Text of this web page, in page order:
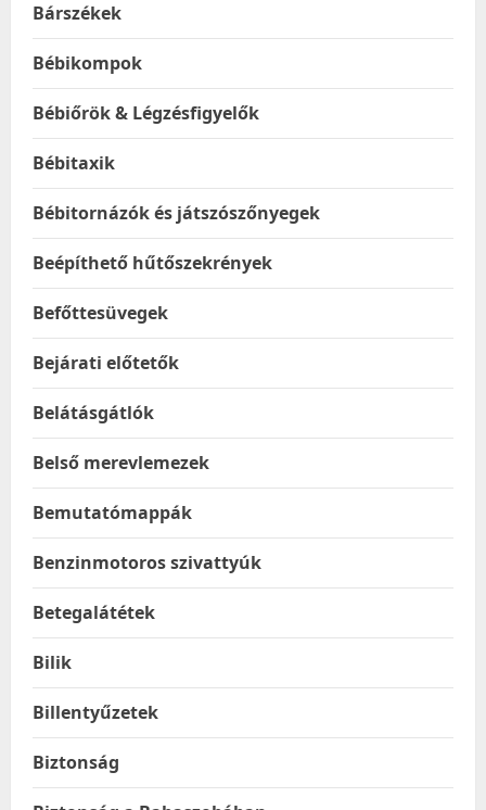
Bárszékek
Bébikompok
Bébiőrök & Légzésfigyelők
Bébitaxik
Bébitornázók és játszószőnyegek
Beépíthető hűtőszekrények
Befőttesüvegek
Bejárati előtetők
Belátásgátlók
Belső merevlemezek
Bemutatómappák
Benzinmotoros szivattyúk
Betegalátétek
Bilik
Billentyűzetek
Biztonság